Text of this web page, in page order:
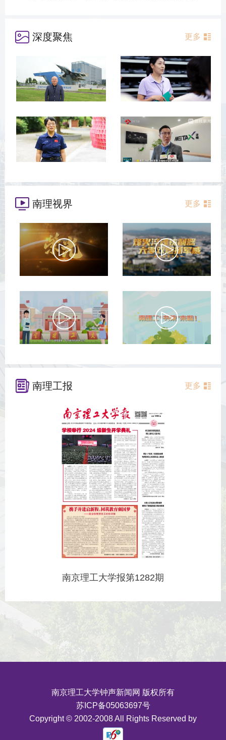
深度聚焦 更多
南理视界 更多
南理工报 更多
南京理工大学报第1282期
南京理工大学钟声新闻网 版权所有
苏ICP备05063697号
Copyright © 2002-2008 All Rights Reserved by